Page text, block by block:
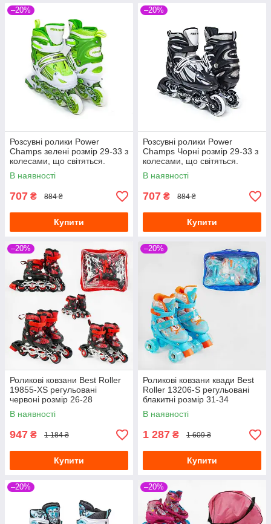
–20%
Розсувні ролики Power
Champs зелені розмір 29-33 з
колесами, що світяться.
В наявності
707 ₴ 884 ₴
Купити
–20%
Розсувні ролики Power
Champs Чорні розмір 29-33 з
колесами, що світяться.
В наявності
707 ₴ 884 ₴
Купити
–20%
Роликові ковзани Best Roller
19855-XS регульовані
червоні розмір 26-28
В наявності
947 ₴ 1 184 ₴
Купити
–20%
Роликові ковзани квади Best
Roller 13206-S регульовані
блакитні розмір 31-34
В наявності
1 287 ₴ 1 609 ₴
Купити
–20% –20%